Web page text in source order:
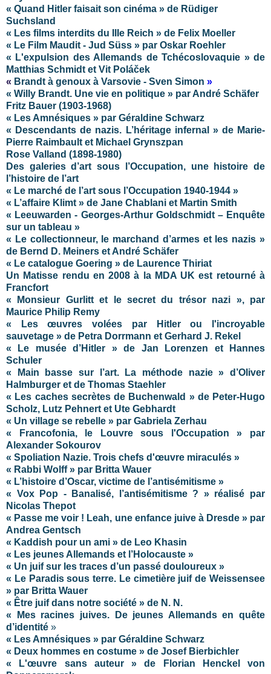
« Quand Hitler faisait son cinéma » de Rüdiger
Suchsland
« Les films interdits du IIIe Reich » de Felix Moeller
« Le Film Maudit - Jud Süss » par Oskar Roehler
« L'expulsion des Allemands de Tchécoslovaquie » de
Matthias Schmidt et Vit Poláček
« Brandt à genoux à Varsovie - Sven Simon »
« Willy Brandt. Une vie en politique » par André Schäfer
Fritz Bauer (1903-1968)
« Les Amnésiques » par Géraldine Schwarz
« Descendants de nazis. L’héritage infernal » de Marie-
Pierre Raimbault et Michael Grynszpan
Rose Valland (1898-1980)
Des galeries d’art sous l’Occupation, une histoire de
l’histoire de l’art
« Le marché de l’art sous l’Occupation 1940-1944 »
« L’affaire Klimt » de Jane Chablani et Martin Smith
« Leeuwarden - Georges-Arthur Goldschmidt – Enquête
sur un tableau »
« Le collectionneur, le marchand d’armes et les nazis »
de Bernd D. Meiners et André Schäfer
« Le catalogue Goering » de Laurence Thiriat
Un Matisse rendu en 2008 à la MDA UK est retourné à
Francfort
« Monsieur Gurlitt et le secret du trésor nazi », par
Maurice Philip Remy
« Les œuvres volées par Hitler ou l'incroyable
sauvetage » de Petra Dorrmann et Gerhard J. Rekel
« Le musée d’Hitler » de Jan Lorenzen et Hannes
Schuler
« Main basse sur l’art. La méthode nazie » d’Oliver
Halmburger et de Thomas Staehler
« Les caches secrètes de Buchenwald » de Peter-Hugo
Scholz, Lutz Pehnert et Ute Gebhardt
« Un village se rebelle » par Gabriela Zerhau
« Francofonia, le Louvre sous l'Occupation » par
Alexander Sokourov
« Spoliation Nazie. Trois chefs d'œuvre miraculés »
« Rabbi Wolff » par Britta Wauer
« L’histoire d’Oscar, victime de l’antisémitisme »
« Vox Pop - Banalisé, l’antisémitisme ? » réalisé par
Nicolas Thepot
« Passe me voir ! Leah, une enfance juive à Dresde » par
Andrea Gentsch
« Kaddish pour un ami » de Leo Khasin
« Les jeunes Allemands et l’Holocauste »
« Un juif sur les traces d’un passé douloureux »
« Le Paradis sous terre. Le cimetière juif de Weissensee
» par Britta Wauer
« Être juif dans notre société » de N. N.
« Mes racines juives. De jeunes Allemands en quête
d’identité »
« Les Amnésiques » par Géraldine Schwarz
« Deux hommes en costume » de Josef Bierbichler
« L'œuvre sans auteur » de Florian Henckel von